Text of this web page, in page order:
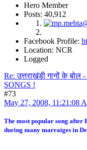
Hero Member
Posts: 40,912
Facebook Profile:
Location: NCR
Logged
Re: उत्तराखंडी गानों के
SONGS !
#73
May 27, 2008, 11:21:08
The most popular song after
during many marraiges in